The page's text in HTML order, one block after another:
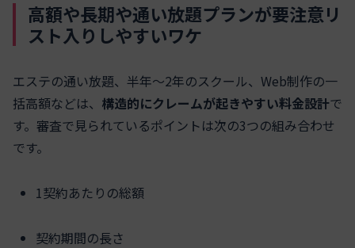
高額や長期や通い放題プランが要注意リ
スト入りしやすいワケ
エステの通い放題、半年〜2年のスクール、Web制作の一
括高額などは、 構造的にクレームが起きやすい料金設計で
す。審査で見られているポイントは次の3つの組み合わせ
です。
1契約あたりの総額
契約期間の長さ